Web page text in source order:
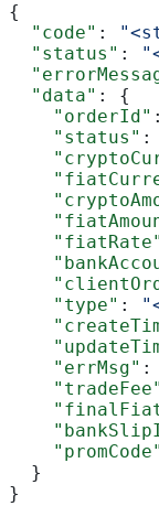
{
  "code"
:
  "status"
:
  "data"
: {
    "orderId"
    "status"
:
    "fiatRate"
    "type"
:
    "errMsg"
:
    "tradeFee"
    "promCode"
  }
}